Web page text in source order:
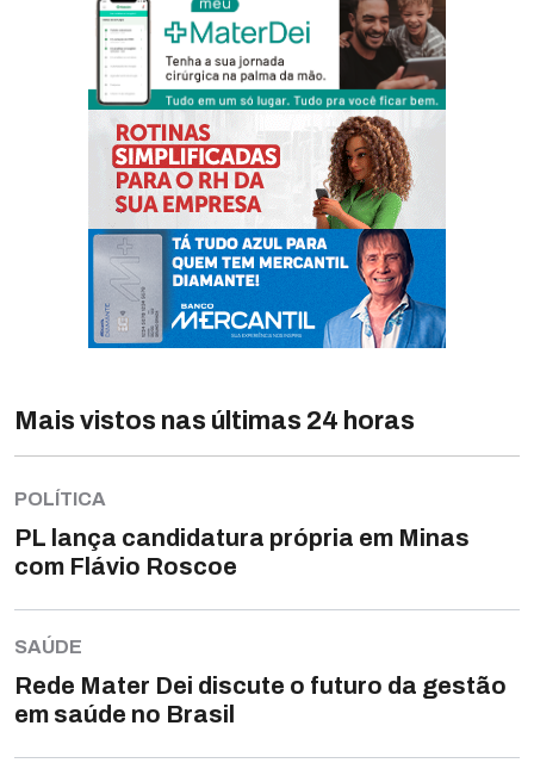
Mais vistos nas últimas 24 horas
POLÍTICA
PL lança candidatura própria em Minas
com Flávio Roscoe
SAÚDE
Rede Mater Dei discute o futuro da gestão
em saúde no Brasil